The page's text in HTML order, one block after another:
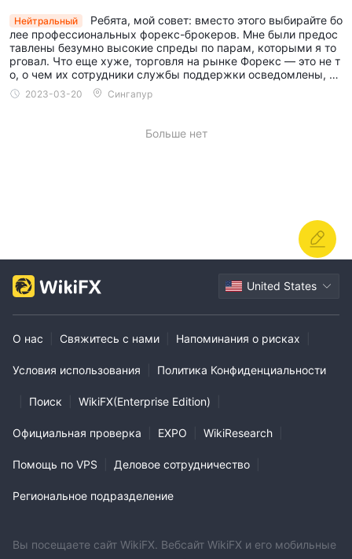
Нейтральный
Ребята, мой совет: вместо этого выбирайте бо
лее профессиональных форекс-брокеров. Мне были предос
тавлены безумно высокие спреды по парам, которыми я то
рговал. Что еще хуже, торговля на рынке Форекс — это не т
о, о чем их сотрудники службы поддержки осведомлены, я
имею в виду серьезно. Не выбирайте этот, друзья!
2023-03-20 Сингапур
Больше нет
United States
О нас Свяжитесь с нами Напоминания о рисках
Условия использования Политика Конфиденциальности
Поиск WikiFX(Enterprise Edition)
Официальная проверка EXPO WikiResearch
Помощь по VPS Деловое сотрудничество
Региональное подразделение
Вы посещаете сайт WikiFX. Вебсайт WikiFX и его мобильные